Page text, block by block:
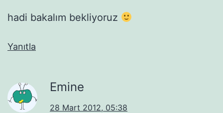
hadi bakalım bekliyoruz
Yanıtla
Emine
28 Mart 2012, 05:38